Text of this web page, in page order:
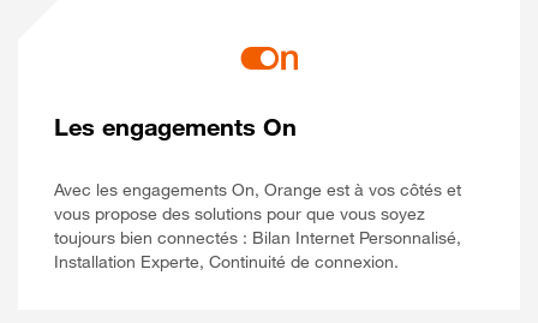
Les engagements On
Avec les engagements On, Orange est à vos côtés et
vous propose des solutions pour que vous soyez
toujours bien connectés : Bilan Internet Personnalisé,
Installation Experte, Continuité de connexion.